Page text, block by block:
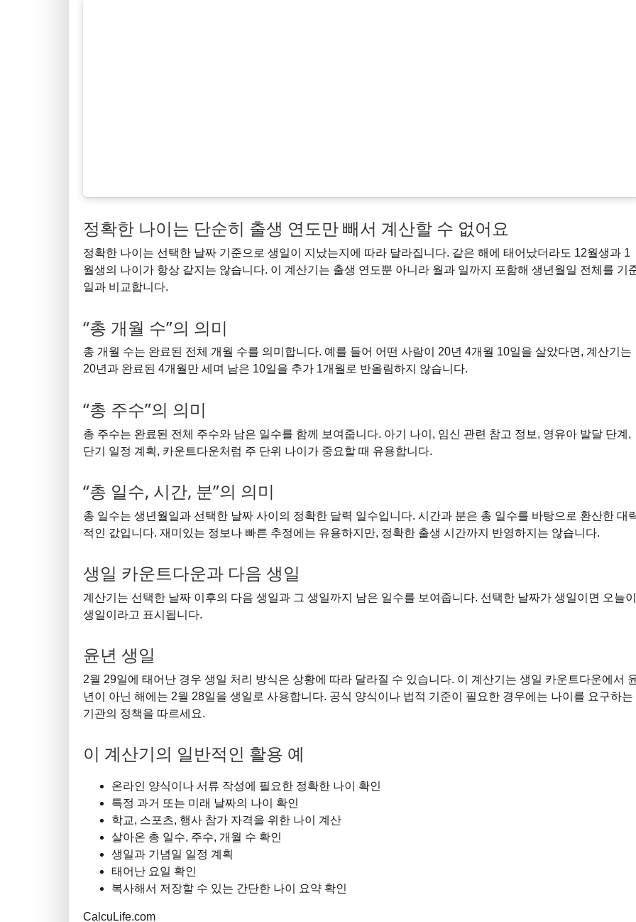
정확한 나이는 단순히 출생 연도만 빼서 계산할 수 없어요
정확한 나이는 선택한 날짜 기준으로 생일이 지났는지에 따라 달라집니다. 같은 해에 태어났더라도 12월생과 1
월생의 나이가 항상 같지는 않습니다. 이 계산기는 출생 연도뿐 아니라 월과 일까지 포함해 생년월일 전체를 기
일과 비교합니다.
“총 개월 수”의 의미
총 개월 수는 완료된 전체 개월 수를 의미합니다. 예를 들어 어떤 사람이 20년 4개월 10일을 살았다면, 계산기는
20년과 완료된 4개월만 세며 남은 10일을 추가 1개월로 반올림하지 않습니다.
“총 주수”의 의미
총 주수는 완료된 전체 주수와 남은 일수를 함께 보여줍니다. 아기 나이, 임신 관련 참고 정보, 영유아 발달 단계,
단기 일정 계획, 카운트다운처럼 주 단위 나이가 중요할 때 유용합니다.
“총 일수, 시간, 분”의 의미
총 일수는 생년월일과 선택한 날짜 사이의 정확한 달력 일수입니다. 시간과 분은 총 일수를 바탕으로 환산한 대
적인 값입니다. 재미있는 정보나 빠른 추정에는 유용하지만, 정확한 출생 시간까지 반영하지는 않습니다.
생일 카운트다운과 다음 생일
계산기는 선택한 날짜 이후의 다음 생일과 그 생일까지 남은 일수를 보여줍니다. 선택한 날짜가 생일이면 오늘이
생일이라고 표시됩니다.
윤년 생일
2월 29일에 태어난 경우 생일 처리 방식은 상황에 따라 달라질 수 있습니다. 이 계산기는 생일 카운트다운에서
년이 아닌 해에는 2월 28일을 생일로 사용합니다. 공식 양식이나 법적 기준이 필요한 경우에는 나이를 요구하는
기관의 정책을 따르세요.
이 계산기의 일반적인 활용 예
온라인 양식이나 서류 작성에 필요한 정확한 나이 확인
특정 과거 또는 미래 날짜의 나이 확인
학교, 스포츠, 행사 참가 자격을 위한 나이 계산
살아온 총 일수, 주수, 개월 수 확인
생일과 기념일 일정 계획
태어난 요일 확인
복사해서 저장할 수 있는 간단한 나이 요약 확인
CalcuLife.com